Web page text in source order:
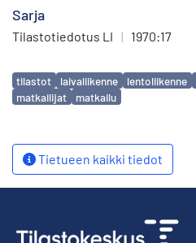
Sarja
Tilastotiedotus LI | 1970:17
Avainsanat
tilastot laivaliikenne lentoliikenne
matkailijat
matkailu
Tietueen kaikki tiedot